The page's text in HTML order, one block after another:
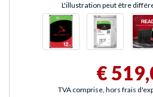
L'illustration peut être
€
TVA comprise, hors frais